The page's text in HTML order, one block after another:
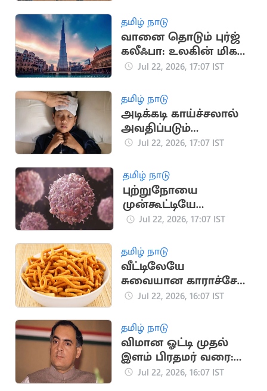
முக்கிய அறிவுறுத்தல்
தமிழ் நாடு
வானை தொடும் புர்ஜ்
கலீஃபா: உலகின் மிக
உயரமான கட்டிடம்
Jul 22, 2026, 17:07 IST
தமிழ் நாடு
அடிக்கடி காய்ச்சலால்
அவதிப்படும்
குழந்தைகள்: முக்கிய
Jul 22, 2026, 17:07 IST
தமிழ் நாடு
புற்றுநோயை
முன்கூட்டியே
கண்டறிய உதவும்
Jul 22, 2026, 17:07 IST
தமிழ் நாடு
வீட்டிலேயே
சுவையான காராச்சேவு
தயாரிப்பது எப்படி?
Jul 22, 2026, 16:07 IST
தமிழ் நாடு
விமான ஓட்டி முதல்
இளம் பிரதமர் வரை:
ராஜீவ் காந்தி வரலாறு
Jul 22, 2026, 16:07 IST